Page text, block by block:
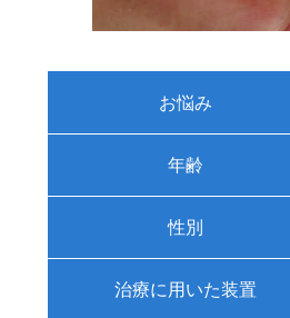
お悩み
年齢
性別
治療に用いた装置